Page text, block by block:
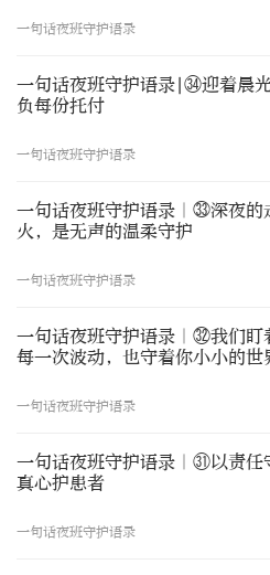
一句话夜班守护语录
一句话夜班守护语录|㉞迎着晨
负每份托付
一句话夜班守护语录
一句话夜班守护语录｜㉝深夜的
火，是无声的温柔守护
一句话夜班守护语录
一句话夜班守护语录｜㉜我们盯
每一次波动，也守着你小小的世
一句话夜班守护语录
一句话夜班守护语录｜㉛以责任
真心护患者
一句话夜班守护语录